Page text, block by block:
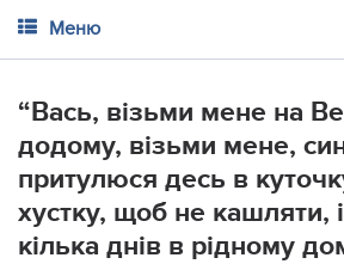
Меню
“Вась, візьми мене на
додому, візьми мене,
притулюся десь в
хустку, щоб не кашляти,
кілька днів в рідному